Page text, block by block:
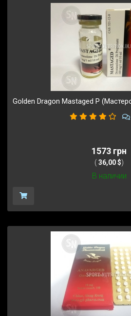
Golden Dragon Mastaged P
1573 грн
( 36,00 $)
В наличии